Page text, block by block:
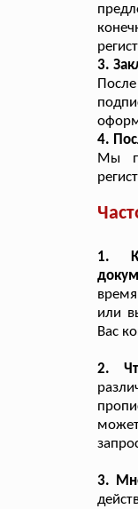
3.
4.
Мы
1.
или
Вас
2.
3.